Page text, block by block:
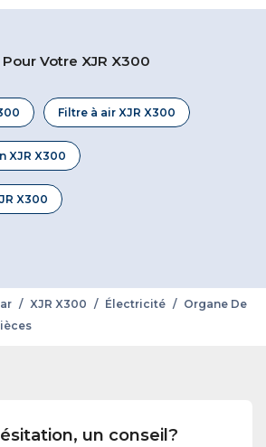
Votre XJR X300
Filtre à air XJR X300
XJR X300
X300
/ XJR X300 / Électricité / Organe De
un conseil?